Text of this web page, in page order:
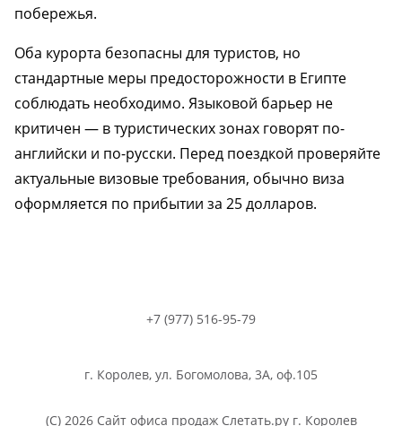
побережья.
Оба курорта безопасны для туристов, но
стандартные меры предосторожности в Египте
соблюдать необходимо. Языковой барьер не
критичен — в туристических зонах говорят по-
английски и по-русски. Перед поездкой проверяйте
актуальные визовые требования, обычно виза
оформляется по прибытии за 25 долларов.
+7 (977) 516-95-79
г. Королев, ул. Богомолова, 3А, оф.105
(C) 2026 Сайт офиса продаж Слетать.ру г. Королев